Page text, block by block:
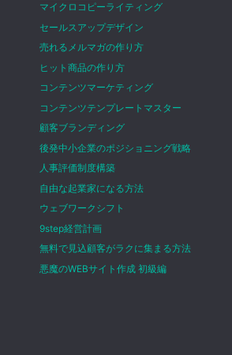
マイクロコピーライティング
セールスアップデザイン
売れるメルマガの作り方
ヒット商品の作り方
コンテンツマーケティング
コンテンツテンプレートマスター
顧客ブランディング
後発中小企業のポジショニング戦略
人事評価制度構築
自由な起業家になる方法
ウェブワークシフト
9step経営計画
無料で見込顧客がラクに集まる方法
悪魔のWEBサイト作成 初級編